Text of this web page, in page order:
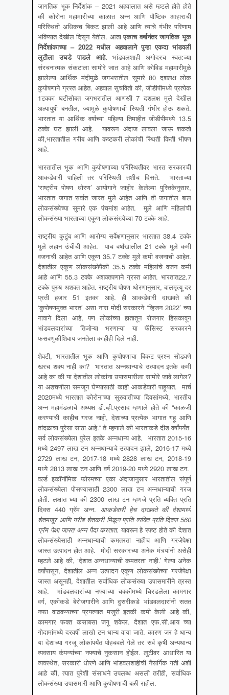
जागतिक भूक निर्देशांक – 2021 अहवालात असे म्हटले होते होते
की कोरोना महामारीच्या काळात अन्न आणि पौष्टिक आहाराची
परिस्थिती अधिकच बिकट झाली आहे आणि त्याचे गंभीर परिणाम
भविष्यात देखील दिसून येतील. आताएकाच वर्षानंतर जागतिक भूक
निर्देशांकाच्या– 2022मधील अहवालाने पुन्हा एकदा भांडवली
लुटीला उघडे पाडले आहे.भांडवलशाही अगोदरच स्वत:च्या
संरचनात्मक संकटाला सामोरे जात आहे आणि कोविड महामारीमुळे
झालेल्या आर्थिक मंदीमुळे जगभरातील सुमारे 80 दशलक्ष लोक
कुपोषणाने ग्रस्त आहेत. अहवाल सुचवितो की, जीडीपीमध्ये प्रत्येक
1टक्का घटीसोबत जगभरातील आणखी 7 दशलक्ष मुले देखील
अल्पायुषी बनतील, ज्यामुळे कुपोषणाची स्थिती गंभीर होऊ शकते.
भारतात या आर्थिक वर्षाच्या पहिल्या तिमाहीत जीडीपीमध्ये 13.5
टक्के घट झाली आहे. यावरून अंदाज लावला जाऊ शकतो
की,भारतातील गरीब आणि कष्टकरी लोकांची स्थिती किती भीषण
आहे.
भारतातील भूक आणि कुपोषणाच्या परिस्थितीवर भारत सरकारची
आकडेवारी पाहिली तर परिस्थिती तशीच दिसते. भारताच्या
‘राष्ट्रीय पोषण धोरण’ आयोगाने जाहीर केलेल्या पुस्तिकेनुसार,
भारतात जगात सर्वात जास्त मुले आहेत आणि ती जगातील बाल
लोकसंख्येच्या सुमारे एक पंचमांश आहेत. मुले आणि महिलांची
लोकसंख्या भारताच्या एकूण लोकसंख्येच्या 70 टक्के आहे.
राष्ट्रीय कुटुंब आणि आरोग्य सर्वेक्षणानुसार भारतात 38.4 टक्के
मुले लहान उंचीची आहेत. पाच वर्षांखालील 21 टक्के मुले कमी
वजनाची आहेत आणि एकूण 35.7 टक्के मुले कमी वजनाची आहेत.
देशातील एकूण लोकसंख्येपैकी 35.5 टक्के महिलांचे वजन कमी
आहे आणि 55.3 टक्के अशक्तपणाने ग्रस्त आहेत. भारतात22.7
टक्के पुरुष अशक्त आहेत. राष्ट्रीय पोषण धोरणानुसार, बालमृत्यू दर
प्रती हजार 51 इतका आहे. ही आकडेवारी दाखवते की
‘कुपोषणमुक्त भारत’ असा नारा मोदी सरकारने ‘व्हिजन 2022’ च्या
नावाने दिला आहे, पण लोकांच्या हातातून रोजगार हिसकावून
भांडवलदारांच्या तिजोऱ्या भरणाऱ्या या फॅसिस्ट सरकारने
फसवणुकीशिवाय जनतेला काहीही दिले नाही.
शेवटी, भारतातील भूक आणि कुपोषणाचा बिकट प्रश्न सोडवणे
खरच शक्य नाही का? भारतात अन्नधान्याचे उत्पादन इतके कमी
आहे का की या देशातील लोकांना उपासमारीला सामोरे जावे लागेल?
या अडचणीला समजून घेण्यासाठी काही आकडेवारी पाहूयात. मार्च
2020मध्ये भारतात कोरोनाच्या सुरुवातीच्या दिवसांमध्ये, भारतीय
अन्न महामंडळाचे अध्यक्ष डी.व्ही.प्रसाद म्हणाले होते की “काळजी
करण्याची काहीच गरज नाही, देशाच्या प्रत्येक भागात गहू आणि
तांदळाचा पुरेसा साठा आहे.” ते म्हणाले की भारताकडे दीड वर्षांपर्यंत
सर्व लोकसंख्येला पुरेल इतके अन्नधान्य आहे. भारतात 2015-16
मध्ये 2497 लाख टन अन्नधान्याचे उत्पादन झाले, 2016-17 मध्ये
2729 लाख टन, 2017-18 मध्ये 2828 लाख टन, 2018-19
मध्ये 2813 लाख टन आणि वर्ष 2019-20 मध्ये 2920 लाख टन.
वर्ल्ड इकॉनॉमिक फोरमच्या एका अंदाजानुसार भारतातील संपूर्ण
लोकसंख्येला पोसण्यासाठी 2300 लाख टन अन्नधान्याची गरज
होती. लक्षात घ्या की 2300 लाख टन म्हणजे प्रति व्यक्ति प्रति
दिवस 440 ग्रॅम अन्न. आकडेवारी हेच दाखवते की देशामध्ये
शेतमजूर आणि गरीब शेतकरी मिळून प्रति व्यक्ति प्रति दिवस 560
ग्रॅम पेक्षा जास्त अन्न पैदा करतात. यावरून हे स्पष्ट होते की देशात
लोकसंख्येसाठी अन्नधान्याची कमतरता नाहीच आणि गरजेपेक्षा
जास्त उत्पादन होत आहे. मोदी सरकारच्या अनेक मंत्र्यांनी असेही
म्हटले आहे की, ‘देशात अन्नधान्याची कमतरता नाही.’ गेल्या अनेक
वर्षांपासून, देशातील अन्न उत्पादन एकूण लोकसंख्येच्या गरजेपेक्षा
जास्त असूनही, देशातील सर्वाधिक लोकसंख्या उपासमारीने त्रस्त
आहे. भांडवलदारांच्या नफ्याच्या चक्कीमध्ये चिरडलेला कामगार
वर्ग, एकीकडे बेरोजगारीने आणि दुसरीकडे भांडवलदारांनी सतत
नफा वाढवण्याच्या प्रयत्नात मजुरी इतकी कमी केली आहे की,
कामगार फक्त कसाबसा जगू शकेल. देशात एफ.सी.आय च्या
गोदामांमध्ये दरवर्षी लाखो टन धान्य वाया जाते. कारण जर हे धान्य
या देशाच्या गरजू लोकांपर्यंत पोहचवले गेले तर सर्व कृषी अन्यधान्य
व्यवसाय कंपन्यांच्या नफ्याचे नुकसान होईल. लुटीवर आधारित या
व्यवस्थेत, सरकारी धोरणे आणि भांडवलशाहीची नैसर्गिक गती अशी
आहे की, त्यात पुरेशी संसाधने उपलब्ध असली तरीही, सर्वाधिक
लोकसंख्या उपासमारी आणि कुपोषणाची बळी राहील.